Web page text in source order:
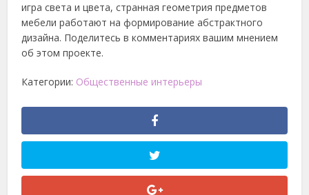
игра света и цвета, странная геометрия предметов
мебели работают на формирование абстрактного
дизайна. Поделитесь в комментариях вашим мнением
об этом проекте.
Категории: Общественные интерьеры